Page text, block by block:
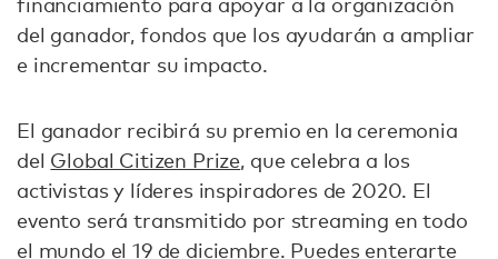
del ganador, fondos que los ayudarán a ampliar
e incrementar su impacto.
El ganador recibirá su premio en la ceremonia
del Global Citizen Prize, que celebra a los
activistas y líderes inspiradores de 2020. El
evento será transmitido por streaming en todo
el mundo el 19 de diciembre. Puedes enterarte